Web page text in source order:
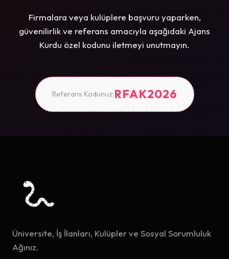
Firmalara veya kulüplere başvuru yaparken,
güvenilirlik ve referans amacıyla aşağıdaki Ajans
Kurdu özel kodunu iletmeyi unutmayın.
Referans Kodunuz:RFAK2026
Üniversite, İş İlanları, Kulüpler ve Sosyal Sorumluluk
Ağınız.